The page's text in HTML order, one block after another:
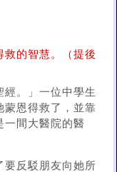
的智慧。（提後
經。」一位中學生
蒙恩得救了，並靠
一間大醫院的醫
要反駁朋友向她所